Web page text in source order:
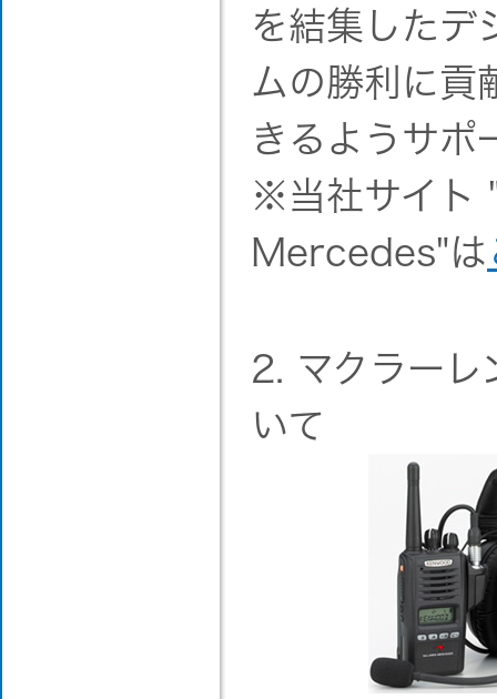
を結集したデ
ムの勝利に貢
きるようサポ
※当社サイト
Mercedes"は
2. マクラーレ
いて